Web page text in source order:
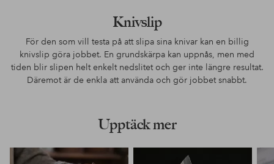
Knivslip
För den som vill testa på att slipa sina knivar kan en billig
knivslip göra jobbet. En grundskärpa kan uppnås, men med
tiden blir slipen helt enkelt nedslitet och ger inte längre resultat.
Däremot är de enkla att använda och gör jobbet snabbt.
Upptäck mer